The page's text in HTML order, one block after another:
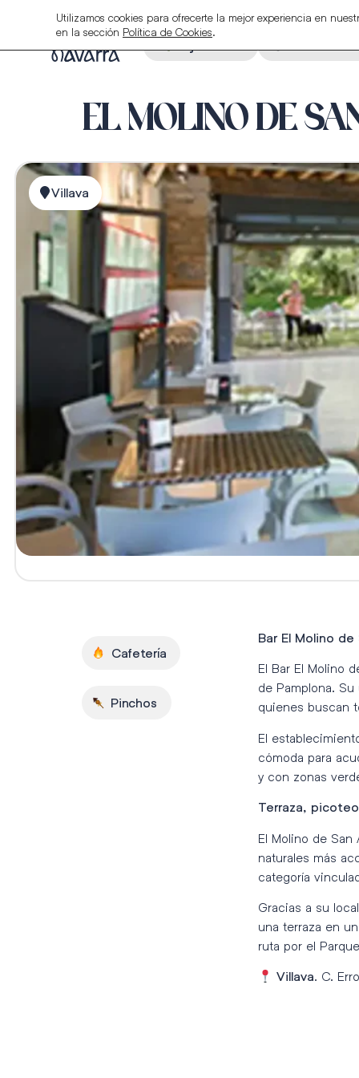
EL MOLINO DE
Villava
Cafetería
Pinchos
Bar El Molino de
El Bar El Molino
de Pamplona.
quienes buscan
El
cómoda para
y con zonas
Terraza,
El Molino de
naturales más
categoría
Gracias a su
una terraza en
ruta por el
Villava. C.
Utilizamos cookies para ofrecerte la mejor experiencia en
en la sección Política de Cookies.